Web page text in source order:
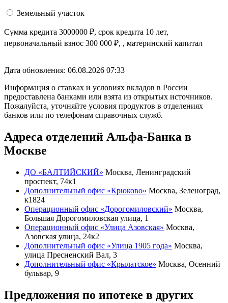
Земельный участок
Сумма кредита 3000000 ₽, срок кредита 10 лет,
первоначальный взнос 300 000 ₽, , материнский капитал
Дата обновления: 06.08.2026 07:33
Информация о ставках и условиях вкладов в России
предоставлена банками или взята из открытых источников.
Пожалуйста, уточняйте условия продуктов в отделениях
банков или по телефонам справочных служб.
Адреса отделений Альфа-Банка в
Москве
ДО «БАЛТИЙСКИЙ» Москва, Ленинградский
проспект, 74к1
Дополнительный офис «Крюково» Москва, Зеленоград,
к1824
Операционный офис «Дорогомиловский» Москва,
Большая Дорогомиловская улица, 1
Операционный офис «Улица Азовская» Москва,
Азовская улица, 24к2
Дополнительный офис «Улица 1905 года» Москва,
улица Пресненский Вал, 3
Дополнительный офис «Крылатское» Москва, Осенний
бульвар, 9
Предложения по ипотеке в других